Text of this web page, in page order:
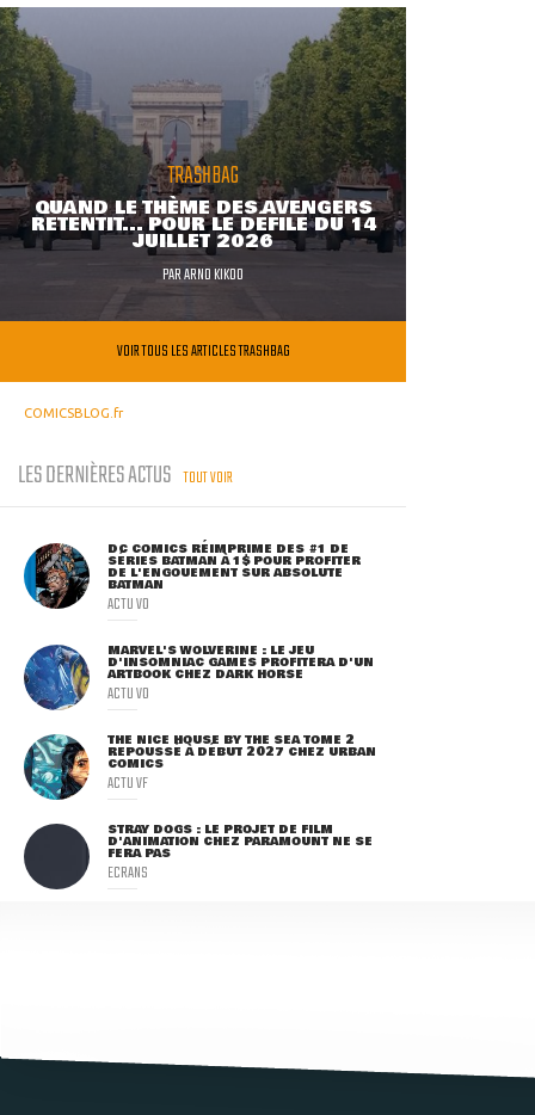
TRASHBAG
QUAND LE THÈME DES AVENGERS
RETENTIT... POUR LE DÉFILÉ DU 14
JUILLET 2026
PARARNO KIKOO
VOIR TOUS LES ARTICLES TRASHBAG
COMICSBLOG.fr
LES DERNIÈRES ACTUS TOUT VOIR
DC COMICS RÉIMPRIME DES #1 DE
SÉRIES BATMAN À 1$ POUR PROFITER
DE L'ENGOUEMENT SUR ABSOLUTE
BATMAN
ACTU VO
MARVEL'S WOLVERINE : LE JEU
D'INSOMNIAC GAMES PROFITERA D'UN
ARTBOOK CHEZ DARK HORSE
ACTU VO
THE NICE HOUSE BY THE SEA TOME 2
REPOUSSÉ À DÉBUT 2027 CHEZ URBAN
COMICS
ACTU VF
STRAY DOGS : LE PROJET DE FILM
D'ANIMATION CHEZ PARAMOUNT NE SE
FERA PAS
ECRANS